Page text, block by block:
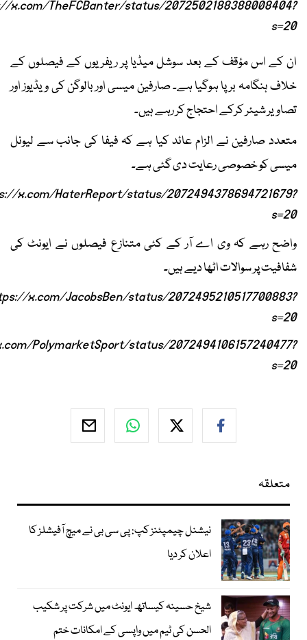
x.com/TheFCBanter/status/2072502188388008404?
s=20
ان کے اس مؤقف کے بعد سوشل میڈیا پر ریفریوں کے فیصلوں کے
خلاف ہنگامہ برپا ہوگیا ہے۔ صارفین میسی اور بالوگن کی ویڈیوز اور
تصاویر شیئر کرکے احتجاج کر رہے ہیں۔
متعدد صارفین نے الزام عائد کیا ہے کہ فیفا کی جانب سے لیونل
میسی کو خصوصی رعایت دی گئی ہے۔
x.com/HaterReport/status/2072494378694721679?
s=20
واضح رہے کہ وی اے آر کے کئی متنازع فیصلوں نے ایونٹ کی
شفافیت پر سوالات اٹھا دیے ہیں۔
x.com/JacobsBen/status/2072495210517700883?
s=20
PolymarketSport/status/2072494106157240477?
s=20
متعلقہ
نیشنل چیمپئنز کپ: پی سی بی نے میچ آفیشلز کا
اعلان کر دیا
شیخ حسینہ کیساتھ ایونٹ میں شرکت پر شکیب
الحسن کی ٹیم میں واپسی کے امکانات ختم